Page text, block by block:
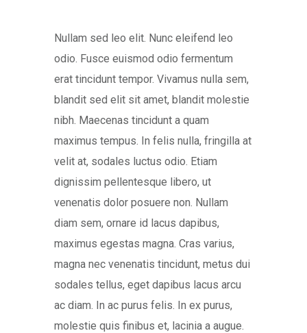
Nullam sed leo elit. Nunc eleifend leo
odio. Fusce euismod odio fermentum
erat tincidunt tempor. Vivamus nulla sem,
blandit sed elit sit amet, blandit molestie
nibh. Maecenas tincidunt a quam
maximus tempus. In felis nulla, fringilla at
velit at, sodales luctus odio. Etiam
dignissim pellentesque libero, ut
venenatis dolor posuere non. Nullam
diam sem, ornare id lacus dapibus,
maximus egestas magna. Cras varius,
magna nec venenatis tincidunt, metus dui
sodales tellus, eget dapibus lacus arcu
ac diam. In ac purus felis. In ex purus,
molestie quis finibus et, lacinia a augue.